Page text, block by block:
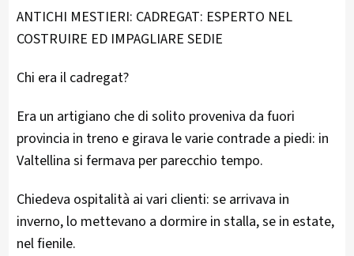
ANTICHI MESTIERI: CADREGAT: ESPERTO NEL
COSTRUIRE ED IMPAGLIARE SEDIE
Chi era il cadregat?
Era un artigiano che di solito proveniva da fuori
provincia in treno e girava le varie contrade a piedi: in
Valtellina si fermava per parecchio tempo.
Chiedeva ospitalità ai vari clienti: se arrivava in
inverno, lo mettevano a dormire in stalla, se in estate,
nel fienile.